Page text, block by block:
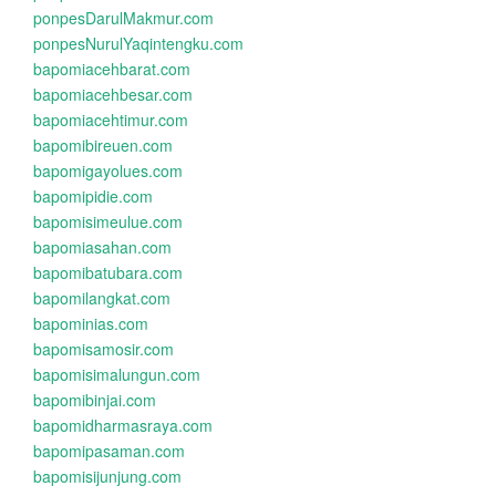
ponpesDarulMakmur.com
ponpesNurulYaqintengku.com
bapomiacehbarat.com
bapomiacehbesar.com
bapomiacehtimur.com
bapomibireuen.com
bapomigayolues.com
bapomipidie.com
bapomisimeulue.com
bapomiasahan.com
bapomibatubara.com
bapomilangkat.com
bapominias.com
bapomisamosir.com
bapomisimalungun.com
bapomibinjai.com
bapomidharmasraya.com
bapomipasaman.com
bapomisijunjung.com